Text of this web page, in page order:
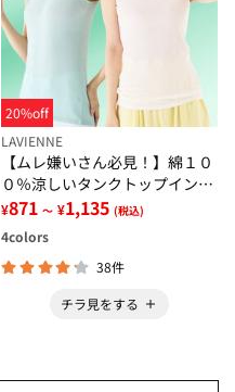
20%off
LAVIENNE
【ムレ嫌いさん必見！】綿１０
０％涼しいタンクトップインナ
ー＜さらりラボ＞
¥871 ～ ¥1,135 (税込)
4colors
38件
チラ見をする